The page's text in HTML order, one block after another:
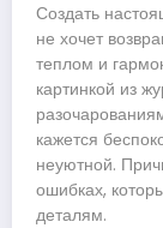
Создать
не хочет
теплом и
картинкой из
кажется
неуютной.
ошибках,
деталям.